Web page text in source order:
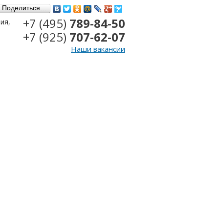
Поделиться…
+7 (495) 789-84-50
+7 (925) 707-62-07
Наши вакансии